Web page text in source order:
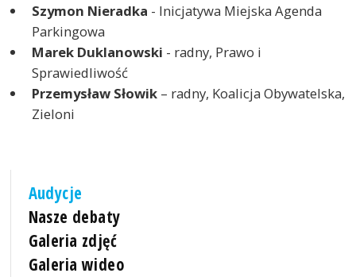
Szymon Nieradka - Inicjatywa Miejska Agenda
Parkingowa
Marek Duklanowski - radny, Prawo i
Sprawiedliwość
Przemysław Słowik– radny, Koalicja Obywatelska,
Zieloni
Audycje
Nasze debaty
Galeria zdjęć
Galeria wideo